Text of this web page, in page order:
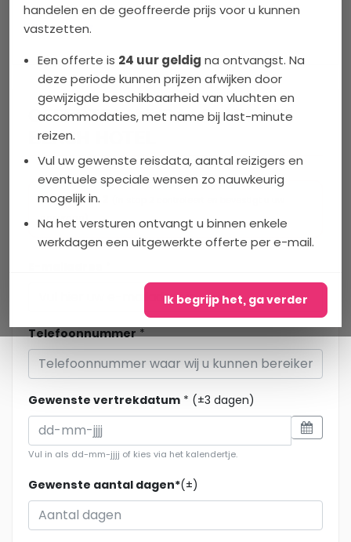
handelen en de geoffreerde prijs voor u kunnen
vastzetten.
Een offerte is 24 uur geldig na ontvangst. Na
deze periode kunnen prijzen afwijken door
gewijzigde beschikbaarheid van vluchten en
accommodaties, met name bij last-minute
reizen.
Vul uw gewenste reisdata, aantal reizigers en
eventuele speciale wensen zo nauwkeurig
mogelijk in.
Na het versturen ontvangt u binnen enkele
werkdagen een uitgewerkte offerte per e-mail.
Ik begrijp het, ga verder
Deze vakantie wordt volledig
verzorgd door Griekse Gids
vliegtickets, taxitransfers en
verblijf met half pension.
Griekse Gids Reizen is
aangesloten bij ANVR, SGR en
het Calamiteitenfonds. Wij zijn
Griekenland zijn 24 uur per dag
bereikbaar (Tel 0343-218014) en
laten niets over aan het toeval.
Zo kun je zorgeloos op vakantie.
Lees meer
OFFERTEAANVRAAG: AEOLOS
BEACH HOTEL
Stap 1 van 2
aanvraag)
Telefoonnummer*
Gewenste vertrekdatum * (±3 dagen)
Vul in als dd-mm-jjjj of kies via het kalendertje.
Gewenste aantal dagen*(±)